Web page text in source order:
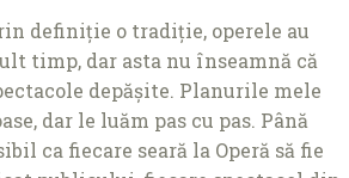
definiţie o tradiţie, operele au
timp, dar asta nu înseamnă că
depășite. Planurile mele
dar le luăm pas cu pas. Până
ca fiecare seară la Operă să fie